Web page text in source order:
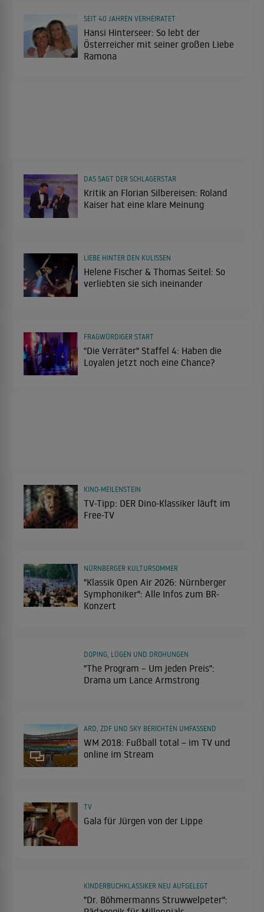
Hansi Hinterseer: So lebt der
Österreicher mit seiner großen Liebe
Ramona
SEIT 40 JAHREN VERHEIRATET
Kritik an Florian Silbereisen: Roland
Kaiser hat eine klare Meinung
DAS SAGT DER SCHLAGERSTAR
Helene Fischer & Thomas Seitel: So
verliebten sie sich ineinander
LIEBE HINTER DEN KULISSEN
"Die Verräter" Staffel 4: Haben die
Loyalen jetzt noch eine Chance?
FRAGWÜRDIGER START
TV-Tipp: DER Dino-Klassiker läuft im
Free-TV
KINO-MEILENSTEIN
"Klassik Open Air 2026: Nürnberger
Symphoniker": Alle Infos zum BR-
Konzert
NÜRNBERGER KULTURSOMMER
"The Program – Um jeden Preis":
Drama um Lance Armstrong
DOPING, LÜGEN UND DROHUNGEN
WM 2018: Fußball total – im TV und
online im Stream
ARD, ZDF UND SKY BERICHTEN UMFASSEND
Gala für Jürgen von der Lippe
TV
"Dr. Böhmermanns Struwwelpeter":
KINDERBUCHKLASSIKER NEU AUFGELEGT